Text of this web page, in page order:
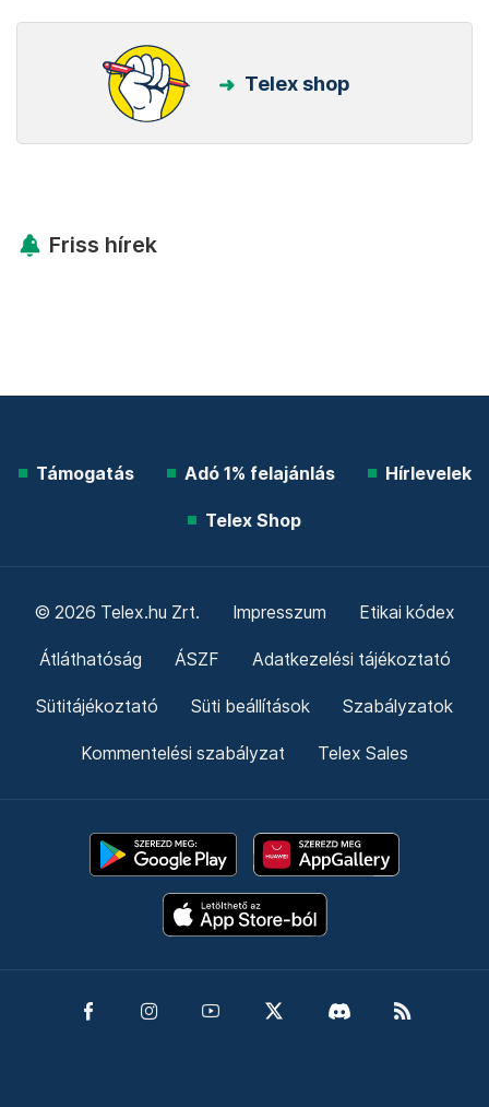
Telex shop
Friss hírek
Támogatás Adó 1% felajánlás Hírlevelek
Telex Shop
© 2026 Telex.hu Zrt. Impresszum Etikai kódex
Átláthatóság ÁSZF Adatkezelési tájékoztató
Sütitájékoztató Süti beállítások Szabályzatok
Kommentelési szabályzat Telex Sales